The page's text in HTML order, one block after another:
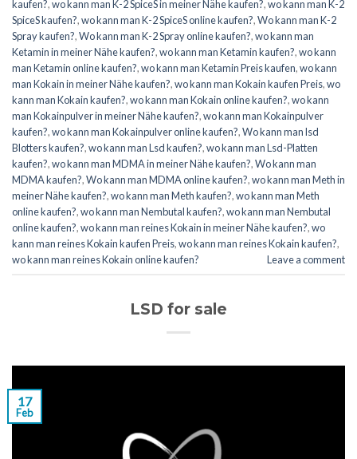
kaufen?,wo kann man K-2 SpiceS in meiner Nähe kaufen?,wo kann man K-2
SpiceS kaufen?,wo kann man K-2 SpiceS online kaufen?,Wo kann man K-2
Spray kaufen?,Wo kann man K-2 Spray online kaufen?,wo kann man
Ketamin in meiner Nähe kaufen?,wo kann man Ketamin kaufen?,wo kann
man Ketamin online kaufen?,wo kann man Ketamin Preis kaufen,wo kann
man Kokain in meiner Nähe kaufen?,wo kann man Kokain kaufen Preis,wo
kann man Kokain kaufen?,wo kann man Kokain online kaufen?,wo kann
man Kokainpulver in meiner Nähe kaufen?,wo kann man Kokainpulver
kaufen?,wo kann man Kokainpulver online kaufen?,Wo kann man lsd
Blotters kaufen?,wo kann man Lsd kaufen?,wo kann man Lsd-Platten
kaufen?,wo kann man MDMA in meiner Nähe kaufen?,Wo kann man
MDMA kaufen?,Wo kann man MDMA online kaufen?,wo kann man Meth in
meiner Nähe kaufen?,wo kann man Meth kaufen?,wo kann man Meth
online kaufen?,wo kann man Nembutal kaufen?,wo kann man Nembutal
online kaufen?,wo kann man reines Kokain in meiner Nähe kaufen?,wo
kann man reines Kokain kaufen Preis,wo kann man reines Kokain kaufen?,
wo kann man reines Kokain online kaufen?
Leave a comment
LSD for sale
17
Feb